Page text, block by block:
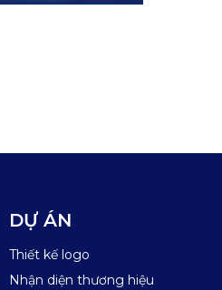
DỰ ÁN
Thiết kế logo
Nhận diện thương hiệu